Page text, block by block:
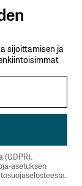
sijoittamisen ja
(GDPR).
asetuksen